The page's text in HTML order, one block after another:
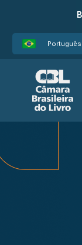
Português